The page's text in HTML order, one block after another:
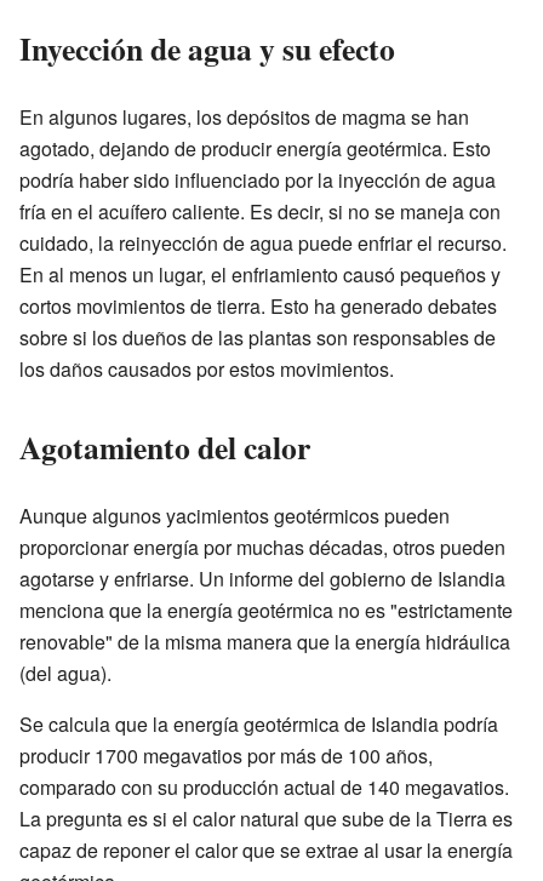
Inyección de agua y su efecto
En algunos lugares, los depósitos de magma se han
agotado, dejando de producir energía geotérmica. Esto
podría haber sido influenciado por la inyección de agua
fría en el acuífero caliente. Es decir, si no se maneja con
cuidado, la reinyección de agua puede enfriar el recurso.
En al menos un lugar, el enfriamiento causó pequeños y
cortos movimientos de tierra. Esto ha generado debates
sobre si los dueños de las plantas son responsables de
los daños causados por estos movimientos.
Agotamiento del calor
Aunque algunos yacimientos geotérmicos pueden
proporcionar energía por muchas décadas, otros pueden
agotarse y enfriarse. Un informe del gobierno de Islandia
menciona que la energía geotérmica no es "estrictamente
renovable" de la misma manera que la energía hidráulica
(del agua).
Se calcula que la energía geotérmica de Islandia podría
producir 1700 megavatios por más de 100 años,
comparado con su producción actual de 140 megavatios.
La pregunta es si el calor natural que sube de la Tierra es
capaz de reponer el calor que se extrae al usar la energía